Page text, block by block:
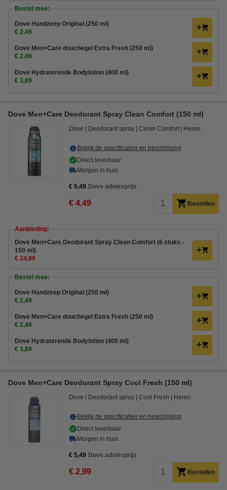
Bestel mee:
Dove Handzeep Original (250 ml)
€ 2,49
Dove Men+Care douchegel Extra Fresh (250 ml)
€ 2,49
Dove Hydraterende Bodylotion (400 ml)
€ 3,89
Dove Men+Care Deodorant Spray Clean Comfort (150 ml)
Dove Deodorant spray Clean Comfort Heren
Bekijk de specificaties en beschrijving
Direct leverbaar
Morgen in huis
€ 5,49 Dove adviesprijs
€ 4,49 Bestellen
Aanbieding:
Dove Men+Care Deodorant Spray Clean Comfort (6 stuks -
150 ml)
€ 24,99
Bestel mee:
Dove Handzeep Original (250 ml)
€ 2,49
Dove Men+Care douchegel Extra Fresh (250 ml)
€ 2,49
Dove Hydraterende Bodylotion (400 ml)
€ 3,89
Dove Men+Care Deodorant Spray Cool Fresh (150 ml)
Dove Deodorant spray Cool Fresh Heren
Bekijk de specificaties en beschrijving
Direct leverbaar
Morgen in huis
€ 5,49 Dove adviesprijs
€ 2,99 Bestellen